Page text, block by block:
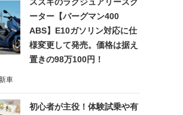
ーター【バーグマン400
ABS】E10ガソリン対応に仕
様変更して発売。価格は据え
置きの98万100円！
車
初心者が主役！体験試乗や有